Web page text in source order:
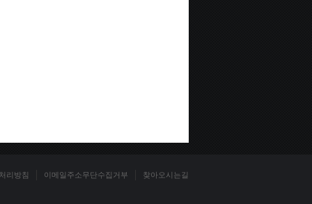
리방침 이메일주소무단수집거부 찾아오시는길